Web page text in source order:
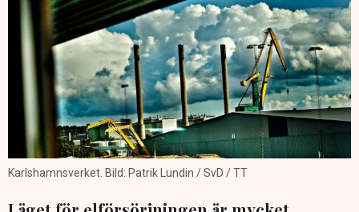
Karlshamnsverket. Bild: Patrik Lundin / SvD / TT